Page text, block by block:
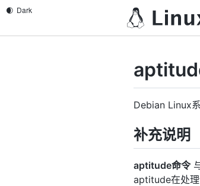
Debian Linux
补充说明
aptitude命令
aptitude在处理